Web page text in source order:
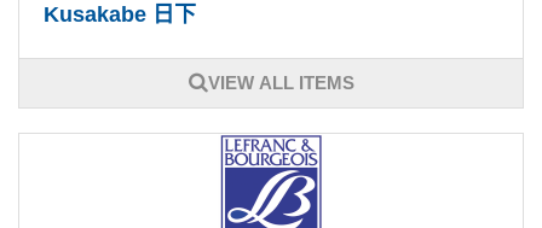
Kusakabe 日下
VIEW ALL ITEMS